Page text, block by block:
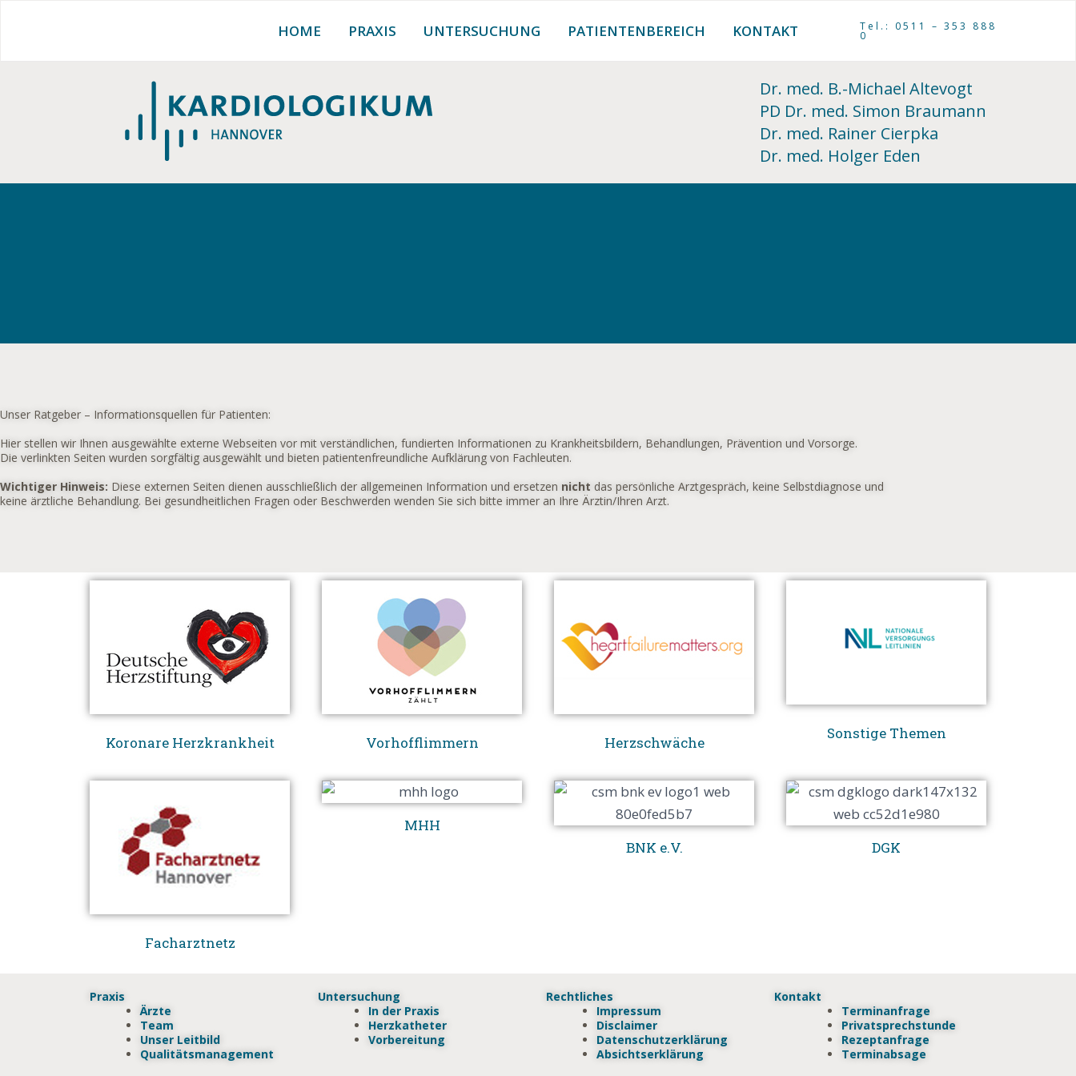
HOME PRAXIS UNTERSUCHUNG PATIENTENBEREICH KONTAKT Tel.: 0511 – 353 888
0
Dr. med. B.-Michael Altevogt
PD Dr. med. Simon Braumann
Dr. med. Rainer Cierpka
Dr. med. Holger Eden
Unser Ratgeber – Informationsquellen für Patienten:
Hier stellen wir Ihnen ausgewählte externe Webseiten vor mit verständlichen, fundierten Informationen zu Krankheitsbildern, Behandlungen, Prävention und Vorsorge.
Die verlinkten Seiten wurden sorgfältig ausgewählt und bieten patientenfreundliche Aufklärung von Fachleuten.
Wichtiger Hinweis: Diese externen Seiten dienen ausschließlich der allgemeinen Information und ersetzen nicht das persönliche Arztgespräch, keine Selbstdiagnose und
keine ärztliche Behandlung. Bei gesundheitlichen Fragen oder Beschwerden wenden Sie sich bitte immer an Ihre Ärztin/Ihren Arzt.
Koronare Herzkrankheit Vorhofflimmern Herzschwäche
Sonstige Themen
Facharztnetz
MHH
BNK e.V.
DGK
Praxis
Ärzte
Team
Unser Leitbild
Qualitätsmanagement
Untersuchung
In der Praxis
Herzkatheter
Vorbereitung
Rechtliches
Impressum
Disclaimer
Datenschutzerklärung
Absichtserklärung
Kontakt
Terminanfrage
Privatsprechstunde
Rezeptanfrage
Terminabsage